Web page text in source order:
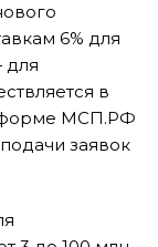
6% для
для
в
МСП.РФ
заявок